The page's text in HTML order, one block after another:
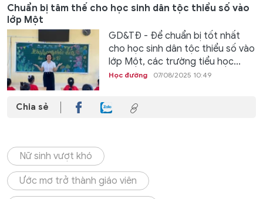
Chuẩn bị tâm thế cho học sinh dân tộc thiểu số vào
lớp Một
GD&TĐ - Để chuẩn bị tốt nhất
cho học sinh dân tộc thiểu số vào
lớp Một, các trường tiểu học...
Học đường 07/08/2025 10:49
Chia sẻ
Nữ sinh vượt khó
Ước mơ trở thành giáo viên